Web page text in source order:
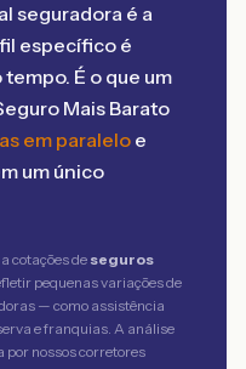
seguradora é a
específico é
É o que um
Mais Barato
em paralelo e
um único
cotações de seguros
pequenas variações de
— como assistência
e franquias. A análise
por nossos corretores